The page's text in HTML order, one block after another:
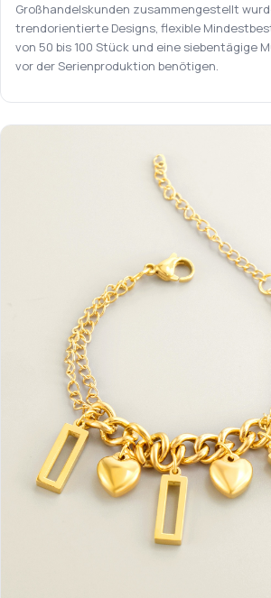
Großhandelskunden zusammengestellt
trendorientierte Designs, flexible
von 50 bis 100 Stück und eine siebentägige
vor der Serienproduktion benötigen.